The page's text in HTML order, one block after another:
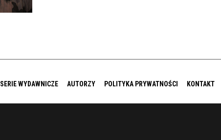
SERIE WYDAWNICZE AUTORZY POLITYKA PRYWATNOŚCI KONTAKT